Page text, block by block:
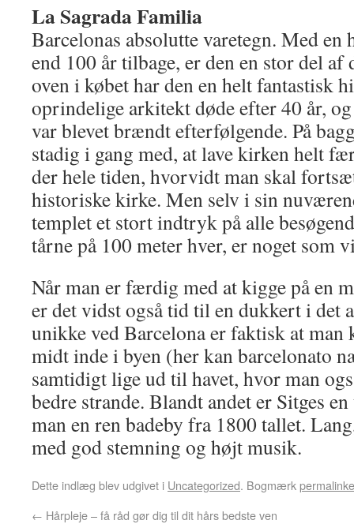
La Sagrada Familia
Barcelonas absolutte varetegn. Med en
end 100 år tilbage, er den en stor del af
oven i købet har den en helt fantastisk
oprindelige arkitekt døde efter 40 år,
var blevet brændt efterfølgende. På
stadig i gang med, at lave kirken helt
der hele tiden, hvorvidt man skal
historiske kirke. Men selv i sin
templet et stort indtryk på alle
tårne på 100 meter hver, er noget som
Når man er færdig med at kigge på en
er det vidst også tid til en dukkert i det
unikke ved Barcelona er faktisk at man
midt inde i byen (her kan barcelonato
samtidigt lige ud til havet, hvor man
bedre strande. Blandt andet er Sitges
man en ren badeby fra 1800 tallet.
med god stemning og højt musik.
Dette indlæg blev udgivet i Uncategorized. Bogmærk
← Hårpleje – få råd gør dig til dit hårs bedste ven